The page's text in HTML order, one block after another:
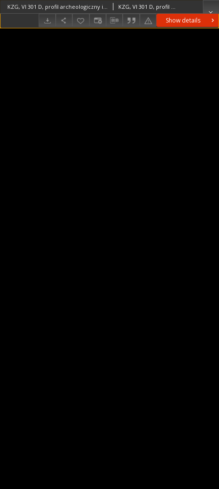
Show details
KZG, VI 301 D, profil archeologiczny i plan wykopu KZG, VI 301 D, profil archeologiczny i plan wykopu średniowiecze wczesne